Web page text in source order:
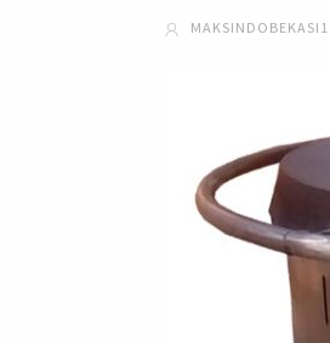
MAKSINDOBEKASI1